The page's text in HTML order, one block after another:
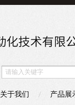
关于我们 产品展